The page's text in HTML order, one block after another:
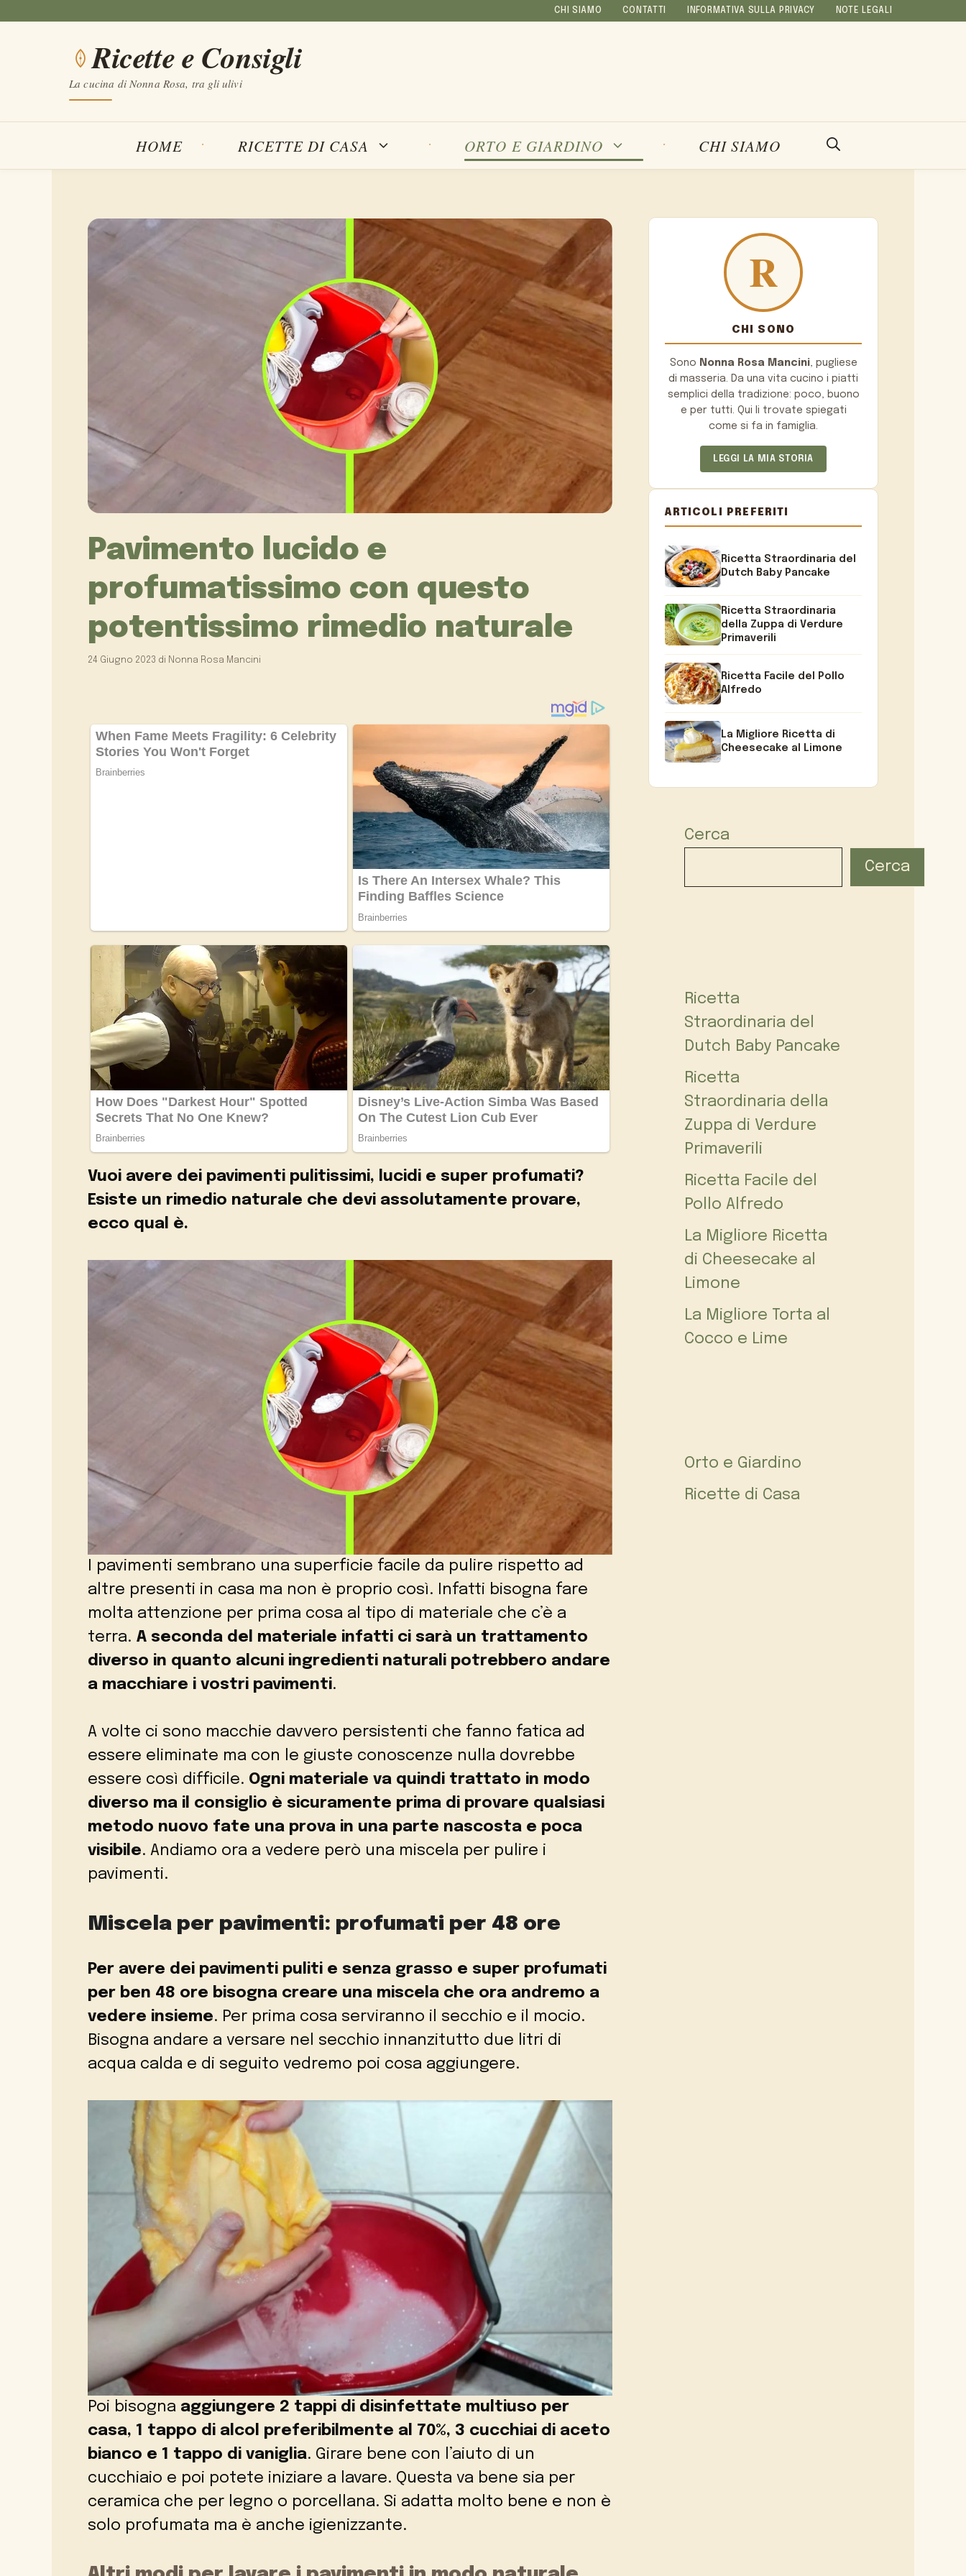
contenuto
CHI SIAMO CONTATTI INFORMATIVA SULLA PRIVACY NOTE LEGALI
Ricette e Consigli
La cucina di Nonna Rosa, tra gli ulivi
HOME RICETTE DI CASA ORTO E GIARDINO CHI SIAMO
Pavimento lucido e
profumatissimo con questo
potentissimo rimedio naturale
24 Giugno 2023 di Nonna Rosa Mancini
Vuoi avere dei pavimenti pulitissimi, lucidi e super profumati?
Esiste un rimedio naturale che devi assolutamente provare,
ecco qual è.
I pavimenti sembrano una superficie facile da pulire rispetto ad
altre presenti in casa ma non è proprio così. Infatti bisogna fare
molta attenzione per prima cosa al tipo di materiale che c’è a
terra. A seconda del materiale infatti ci sarà un trattamento
diverso in quanto alcuni ingredienti naturali potrebbero andare
a macchiare i vostri pavimenti.
A volte ci sono macchie davvero persistenti che fanno fatica ad
essere eliminate ma con le giuste conoscenze nulla dovrebbe
essere così difficile. Ogni materiale va quindi trattato in modo
diverso ma il consiglio è sicuramente prima di provare qualsiasi
metodo nuovo fate una prova in una parte nascosta e poca
visibile. Andiamo ora a vedere però una miscela per pulire i
pavimenti.
Miscela per pavimenti: profumati per 48 ore
Per avere dei pavimenti puliti e senza grasso e super profumati
per ben 48 ore bisogna creare una miscela che ora andremo a
vedere insieme. Per prima cosa serviranno il secchio e il mocio.
Bisogna andare a versare nel secchio innanzitutto due litri di
acqua calda e di seguito vedremo poi cosa aggiungere.
Poi bisogna aggiungere 2 tappi di disinfettate multiuso per
casa, 1 tappo di alcol preferibilmente al 70%, 3 cucchiai di aceto
bianco e 1 tappo di vaniglia. Girare bene con l’aiuto di un
cucchiaio e poi potete iniziare a lavare. Questa va bene sia per
ceramica che per legno o porcellana. Si adatta molto bene e non è
solo profumata ma è anche igienizzante.
CHI SONO
Sono Nonna Rosa Mancini, pugliese
di masseria. Da una vita cucino i piatti
semplici della tradizione: poco, buono
e per tutti. Qui li trovate spiegati
come si fa in famiglia.
LEGGI LA MIA STORIA
ARTICOLI PREFERITI
Ricetta Straordinaria del
Dutch Baby Pancake
Ricetta Straordinaria
della Zuppa di Verdure
Primaverili
Ricetta Facile del Pollo
Alfredo
La Migliore Ricetta di
Cheesecake al Limone
Cerca
Cerca
Ricetta
Straordinaria del
Dutch Baby Pancake
Ricetta
Straordinaria della
Zuppa di Verdure
Primaverili
Ricetta Facile del
Pollo Alfredo
La Migliore Ricetta
di Cheesecake al
Limone
La Migliore Torta al
Cocco e Lime
Orto e Giardino
Ricette di Casa